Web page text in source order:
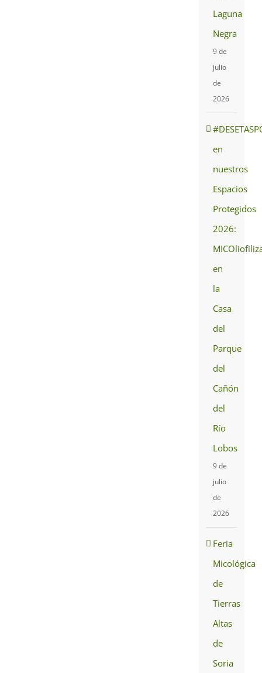
Laguna
Negra
9 de
julio
de
2026
en
nuestros
Espacios
Protegidos
2026:
en
la
Casa
del
Parque
del
Cañón
del
Río
Lobos
9 de
julio
de
2026
Feria
Micológica
de
Tierras
Altas
de
Soria